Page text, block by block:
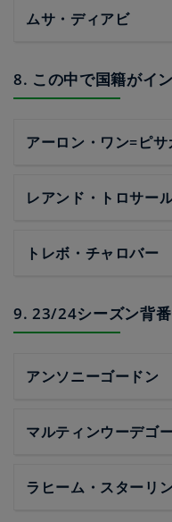
ムサ・ディアビ
8. この中で国籍がイ
アーロン・ワン=ピサ
レアンド・トロサー
トレボ・チャロバー
9. 23/24シーズン背
アンソニーゴードン
マルティンウーデゴ
ラヒーム・スターリ